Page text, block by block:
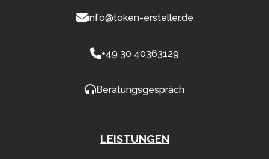
info@token-ersteller.de
+49 30 40363129
Beratungsgespräch
LEISTUNGEN